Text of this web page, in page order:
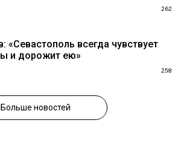
262
«Севастополь всегда чувствует
и дорожит ею»
258
Больше новостей